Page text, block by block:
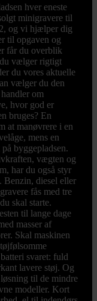
hver eneste
minigravere til
og vi hjælper dig
til opgaven og
får du overblik
du vælger rigtigt
du vores aktuelle
vælger du den
om
hvor god er
bruges? En
at manøvrere i en
mens en
byggepladsen.
vægten og
har du også styr
Benzin, diesel eller
fås med tre
skal starte.
til lange dage
masser af
Skal maskinen
svaret: fuld
lavere støj. Og
til de mindre
modeller. Kort